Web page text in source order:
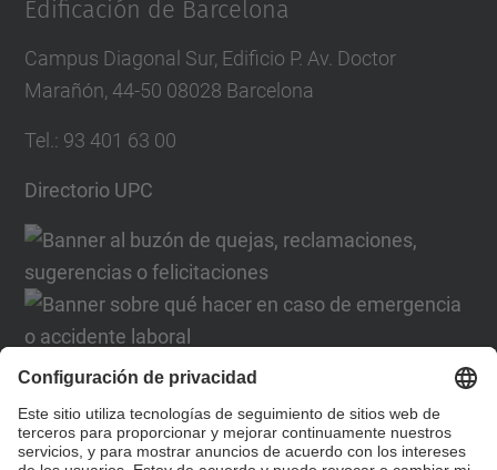
Edificación de Barcelona
Campus Diagonal Sur, Edificio P. Av. Doctor
Marañón, 44-50 08028 Barcelona
Tel. : 93 401 63 00
Directorio UPC
Formulario de contacto